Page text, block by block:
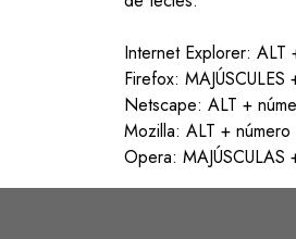
Internet Explorer: ALT
Firefox:
Netscape: ALT +
Mozilla: ALT + número
Opera: MAJÚSCULAS